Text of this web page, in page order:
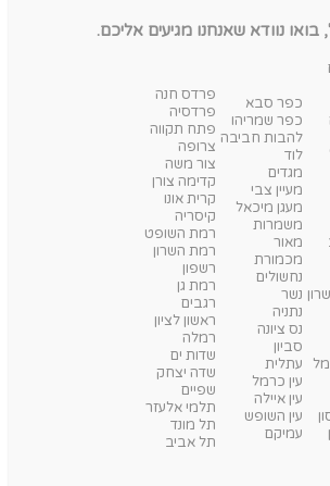
בואו נוודא שאנחנו מגיעים אליכם.
כפר סבא
כפר שמריהו
להבות חביבה
לוד
מגדים
מעיין צבי
מעגן מיכאל
משמרות
מאור
מכמורת
נחשולים
נשר
נתניה
נס ציונה
סביון
עתלית
עין כרמל
עין איילה
עין השופש
עמיקם
פרדס חנה
פרדסיה
פתח תקווה
צרופה
צור משה
קדימה צורן
קרית אונו
קיסריה
רמת השופט
רמת השרון
רשפון
רמת גן
רגבים
ראשון לציון
רמלה
שדות ים
שדה יצחק
שפיים
תלמי אלעזר
תל מונד
תל אביב